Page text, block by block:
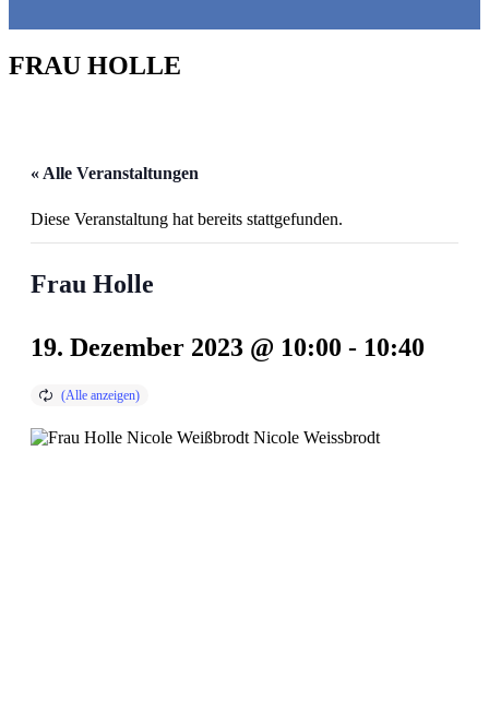
FRAU HOLLE
« Alle Veranstaltungen
Diese Veranstaltung hat bereits stattgefunden.
Frau Holle
19. Dezember 2023 @ 10:00 - 10:40